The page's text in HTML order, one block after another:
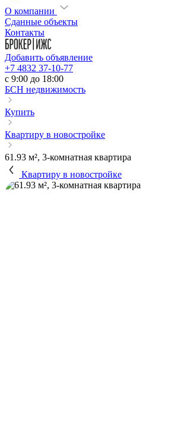
О компании
Сданные объекты
Контакты
Добавить объявление
+7 4832 37-10-77
c 9:00 до 18:00
БСН недвижимость
Купить
Квартиру в новостройке
61.93 м², 3-комнатная квартира
Квартиру в новостройке